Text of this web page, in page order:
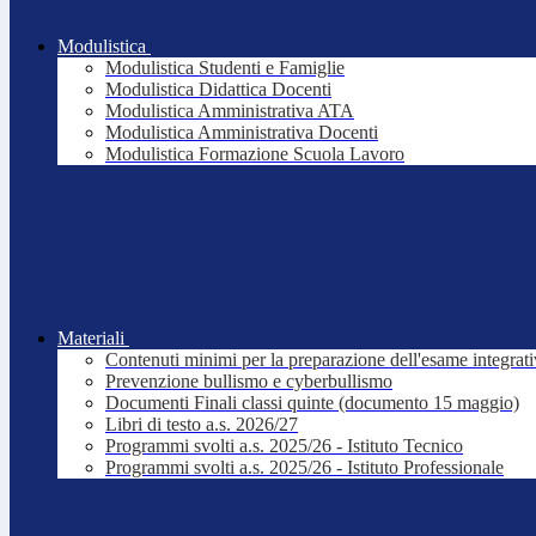
Modulistica
Modulistica Studenti e Famiglie
Modulistica Didattica Docenti
Modulistica Amministrativa ATA
Modulistica Amministrativa Docenti
Modulistica Formazione Scuola Lavoro
Materiali
Contenuti minimi per la preparazione dell'esame
Prevenzione bullismo e cyberbullismo
Documenti Finali classi quinte (documento 15 maggio)
Libri di testo a.s. 2026/27
Programmi svolti a.s. 2025/26 - Istituto Tecnico
Programmi svolti a.s. 2025/26 - Istituto Professionale